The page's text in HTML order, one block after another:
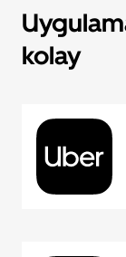
kolay